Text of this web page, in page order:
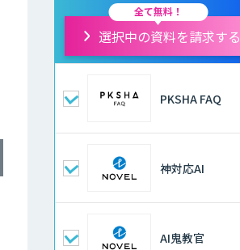
全て無料！
選択中の資料を請求する
PKSHA FAQ
神対応AI
AI鬼教官